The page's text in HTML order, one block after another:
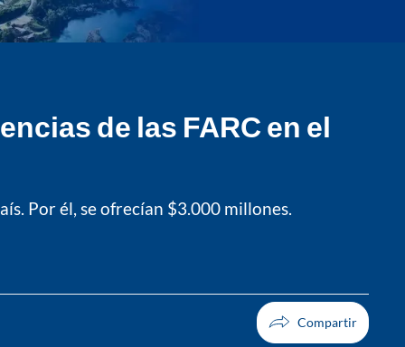
de las FARC en el
Por él, se ofrecían $3.000 millones.